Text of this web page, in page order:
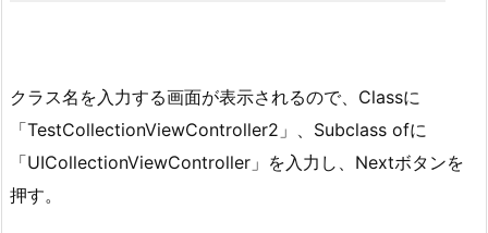
クラス名を入力する画面が表示されるので、Classに
「TestCollectionViewController2」、Subclass ofに
「UICollectionViewController」を入力し、Nextボタンを
押す。